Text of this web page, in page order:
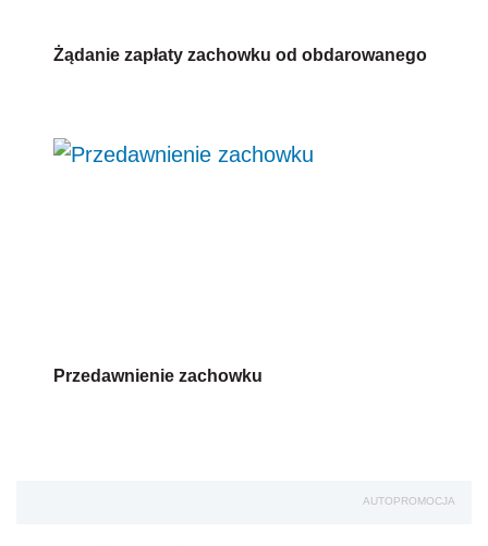
Żądanie zapłaty zachowku od obdarowanego
Przedawnienie zachowku
AUTOPROMOCJA